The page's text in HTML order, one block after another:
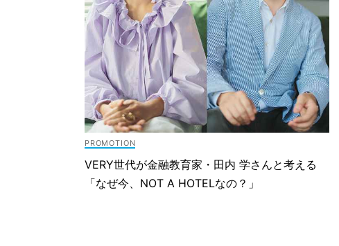
VERY世代が金融教育家・田内 学さんと考える
「なぜ今、NOT A HOTELなの？」